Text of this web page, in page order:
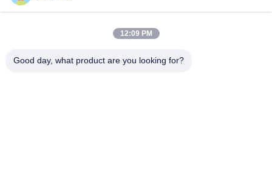
fonte
12:09 PM
Good day, what product are you looking for?